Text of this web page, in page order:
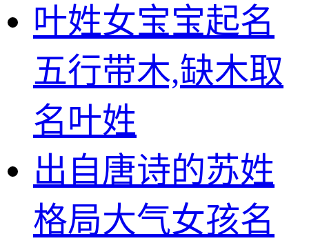
叶姓女宝宝起名
五行带木,缺木取
名叶姓
出自唐诗的苏姓
格局大气女孩名